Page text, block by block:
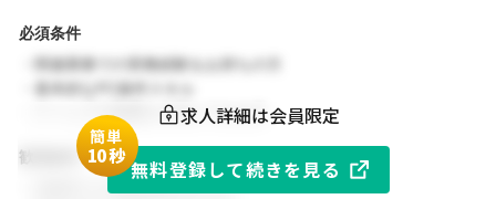
必須条件
・関連業務での実務経験をお持ちの方
・基本的なPC操作スキル
・チームでの協働を大切にできる方
歓迎条件
・同業界での就業経験がある方
求人詳細は会員限定
簡単
10秒
無料登録して続きを見る